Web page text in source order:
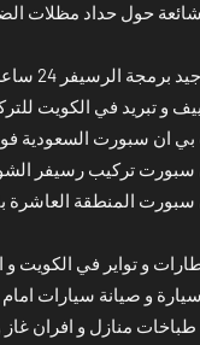
حول حداد مظلات
الرسيفر 24 ساعة في الكويت
و تبريد في الكويت
بي ان سبورت السعودية
سبورت تركيب رسيفر
و تواير في الكويت و
و صيانة سيارات
منازل و افران غاز